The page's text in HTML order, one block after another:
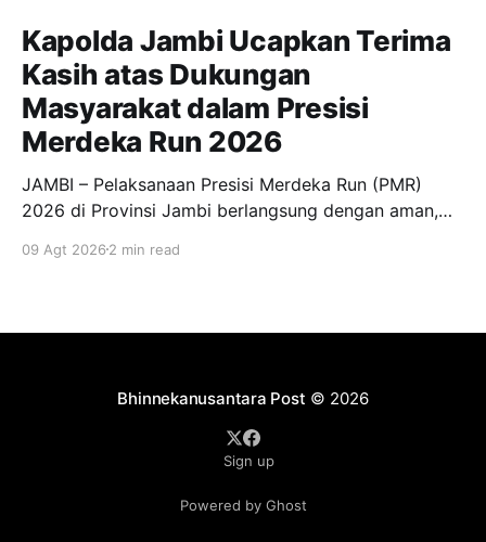
Kapolda Jambi Ucapkan Terima
Kasih atas Dukungan
Masyarakat dalam Presisi
Merdeka Run 2026
JAMBI – Pelaksanaan Presisi Merdeka Run (PMR)
2026 di Provinsi Jambi berlangsung dengan aman,
kawasan Kantor Gubernur Jambi tersebut mendapat
olahraga berskala nasional tersebut tidak terlepas
09 Agt 2026 2 min read
Bhinnekanusantara Post © 2026
Sign up
Powered by Ghost